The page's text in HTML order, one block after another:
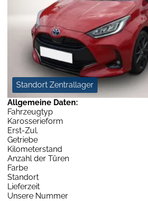
Standort Zentrallager
Allgemeine Daten:
Fahrzeugtyp
Karosserieform
Erst-Zul.
Getriebe
Kilometerstand
Anzahl der Türen
Farbe
Standort
Lieferzeit
Unsere Nummer